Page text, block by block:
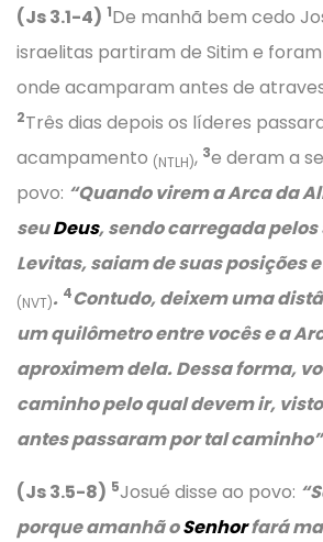
(Js 3.1-4) 1De manhã bem cedo
israelitas partiram de Sitim e
onde acamparam antes de
2Três dias depois os líderes
acampamento (NTLH), 3e deram a
povo: “Quando virem a Arca da
seuDeus, sendo carregada pelos
Levitas, saiam de suas posições
(NVT). 4Contudo, deixem uma
um quilômetro entre vocês e a
aproximem dela. Dessa forma,
caminho pelo qual devem ir,
antes passaram por tal
(Js 3.5-8) 5Josué disse ao povo:
porque amanhã oSenhorfará